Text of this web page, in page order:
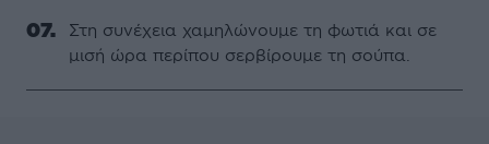
Στη συνέχεια χαµηλώνουµε τη φωτιά και σε
µισή ώρα περίπου σερβίρουµε τη σούπα.